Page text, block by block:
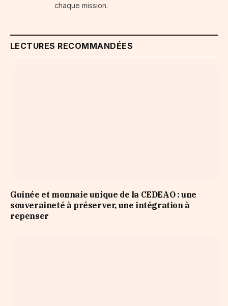
chaque mission.
LECTURES RECOMMANDÉES
Guinée et monnaie unique de la CEDEAO : une
souveraineté à préserver, une intégration à
repenser